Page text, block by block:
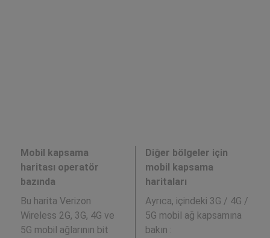
Mobil kapsama
haritası operatör
bazında
Bu harita Verizon
Wireless 2G, 3G, 4G ve
5G mobil ağlarının bit
Diğer bölgeler için
mobil kapsama
haritaları
Ayrıca, içindeki 3G / 4G /
5G mobil ağ kapsamına
bakın :